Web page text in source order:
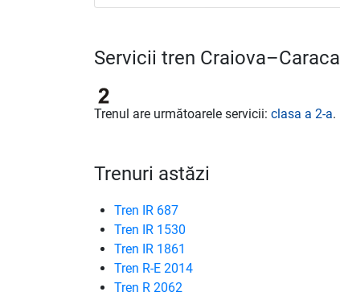
Servicii tren Craiova–Caracal
Trenul are următoarele servicii: clasa a 2-a.
Trenuri astăzi
Tren IR 687
Tren IR 1530
Tren IR 1861
Tren R-E 2014
Tren R 2062